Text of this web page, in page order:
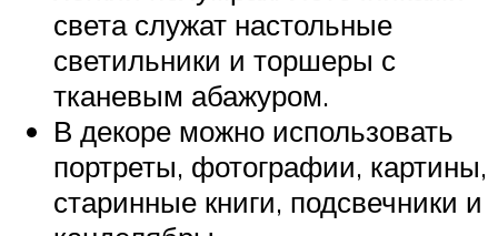
света служат настольные
светильники и торшеры с
тканевым абажуром.
В декоре можно использовать
портреты, фотографии, картины,
старинные книги, подсвечники и